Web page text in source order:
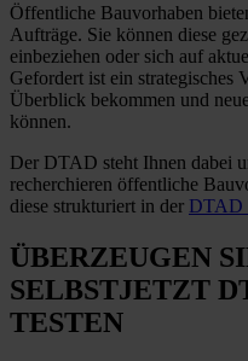
Öffentliche Bauvorhaben
Aufträge. Sie können diese
einbeziehen oder sich auf
Gefordert ist ein strategisches
Überblick bekommen und
können.
Der DTAD steht Ihnen dabei
recherchieren öffentliche
diese strukturiert in der DTAD
ÜBERZEUGEN
SELBSTJETZT
TESTEN